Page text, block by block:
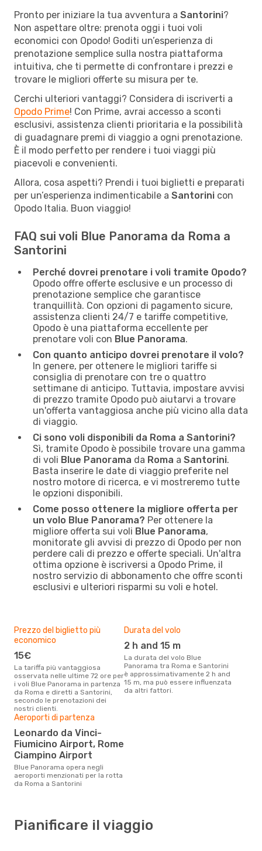
Pronto per iniziare la tua avventura a Santorini?
Non aspettare oltre: prenota oggi i tuoi voli
economici con Opodo! Goditi un’esperienza di
prenotazione semplice sulla nostra piattaforma
intuitiva, che ti permette di confrontare i prezzi e
trovare le migliori offerte su misura per te.
Cerchi ulteriori vantaggi? Considera di iscriverti a
Opodo Prime! Con Prime, avrai accesso a sconti
esclusivi, assistenza clienti prioritaria e la possibilità
di guadagnare premi di viaggio a ogni prenotazione.
È il modo perfetto per rendere i tuoi viaggi più
piacevoli e convenienti.
Allora, cosa aspetti? Prendi i tuoi biglietti e preparati
per un’esperienza indimenticabile a Santorini con
Opodo Italia. Buon viaggio!
FAQ sui voli Blue Panorama da Roma a
Santorini
Perché dovrei prenotare i voli tramite Opodo?
Opodo offre offerte esclusive e un processo di
prenotazione semplice che garantisce
tranquillità. Con opzioni di pagamento sicure,
assistenza clienti 24/7 e tariffe competitive,
Opodo è una piattaforma eccellente per
prenotare voli con Blue Panorama.
Con quanto anticipo dovrei prenotare il volo?
In genere, per ottenere le migliori tariffe si
consiglia di prenotare con tre o quattro
settimane di anticipo. Tuttavia, impostare avvisi
di prezzo tramite Opodo può aiutarvi a trovare
un'offerta vantaggiosa anche più vicino alla data
di viaggio.
Ci sono voli disponibili da Roma a Santorini?
Sì, tramite Opodo è possibile trovare una gamma
di voli Blue Panorama da Roma a Santorini.
Basta inserire le date di viaggio preferite nel
nostro motore di ricerca, e vi mostreremo tutte
le opzioni disponibili.
Come posso ottenere la migliore offerta per
un volo Blue Panorama? Per ottenere la
migliore offerta sui voli Blue Panorama,
monitorate gli avvisi di prezzo di Opodo per non
perdere cali di prezzo e offerte speciali. Un'altra
ottima opzione è iscriversi a Opodo Prime, il
nostro servizio di abbonamento che offre sconti
esclusivi e ulteriori risparmi su voli e hotel.
Prezzo del biglietto più
economico
15€
La tariffa più vantaggiosa
osservata nelle ultime 72 ore per
i voli Blue Panorama in partenza
da Roma e diretti a Santorini,
secondo le prenotazioni dei
nostri clienti.
Durata del volo
2 h and 15 m
La durata del volo Blue
Panorama tra Roma e Santorini
è approssimativamente 2 h and
15 m, ma può essere influenzata
da altri fattori.
Aeroporti di partenza
Leonardo da Vinci-
Fiumicino Airport, Rome
Ciampino Airport
Blue Panorama opera negli
aeroporti menzionati per la rotta
da Roma a Santorini
Pianificare il viaggio